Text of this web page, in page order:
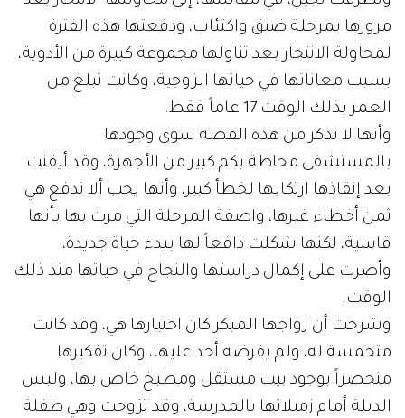
مرورها بمرحلة ضيق واكتئاب، ودفعتها هذه الفترة
لمحاولة الانتحار بعد تناولها مجموعة كبيرة من الأدوية،
بسبب معاناتها في حياتها الزوجية، وكانت تبلغ من
العمر بذلك الوقت 17 عاماً فقط.
وأنها لا تذكر من هذه القصة سوى وجودها
بالمستشفى محاطة بكم كبير من الأجهزة، وقد أيقنت
بعد إنقاذها ارتكابها لخطأ كبير، وأنها يجب ألا تدفع هي
ثمن أخطاء غيرها، واصفة المرحلة التي مرت بها بأنها
قاسية، لكنها شكلت دافعاً لها ببدء حياة جديدة،
وأصرت على إكمال دراستها والنجاح في حياتها منذ ذلك
الوقت.
وشرحت أن زواجها المبكر كان اختيارها هي، وقد كانت
متحمسة له، ولم يفرضه أحد عليها، وكان تفكيرها
منحصراً بوجود بيت مستقل ومطبخ خاص بها، ولبس
الدبلة أمام زميلاتها بالمدرسة، وقد تزوجت وهي طفلة